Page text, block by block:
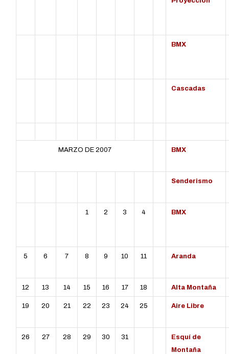
BMX
Cascadas
MARZO DE 2007 BMX
Senderismo
1 2 3 4 BMX
5 6 7 8 9 10 11 Aranda
12 13 14 15 16 17 18 Alta Montaña
19 20 21 22 23 24 25 Aire Libre
26 27 28 29 30 31
Esquí de
Montaña